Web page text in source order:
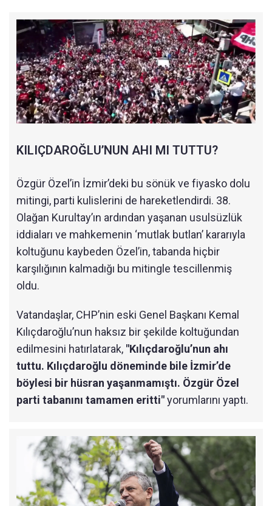
KILIÇDAROĞLU’NUN AHI MI TUTTU?
Özgür Özel’in İzmir’deki bu sönük ve fiyasko dolu
mitingi, parti kulislerini de hareketlendirdi. 38.
Olağan Kurultay’ın ardından yaşanan usulsüzlük
iddiaları ve mahkemenin ‘mutlak butlan’ kararıyla
koltuğunu kaybeden Özel’in, tabanda hiçbir
karşılığının kalmadığı bu mitingle tescillenmiş
oldu.
Vatandaşlar, CHP’nin eski Genel Başkanı Kemal
Kılıçdaroğlu’nun haksız bir şekilde koltuğundan
edilmesini hatırlatarak, "Kılıçdaroğlu’nun ahı
tuttu. Kılıçdaroğlu döneminde bile İzmir’de
böylesi bir hüsran yaşanmamıştı. Özgür Özel
parti tabanını tamamen eritti"yorumlarını yaptı.